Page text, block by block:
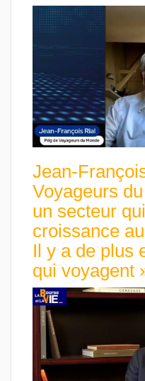
Jean-
Voyageurs
un secteur
croissance
Il y a de plus
qui voyagent